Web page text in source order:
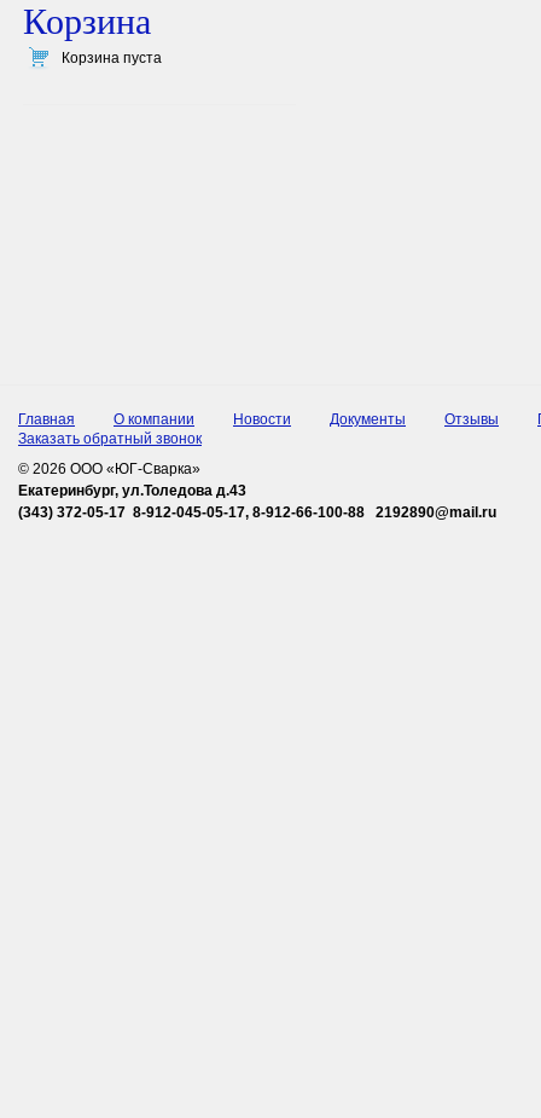
Корзина
Корзина пуста
Главная О компании Новости Документы Отзывы
Заказать обратный звонок
© 2026 ООО «ЮГ-Сварка»
Екатеринбург, ул.Толедова д.43
(343) 372-05-17 8-912-045-05-17, 8-912-66-100-88 2192890@mail.ru